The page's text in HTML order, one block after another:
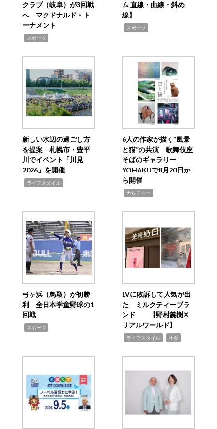
クラブ（岐阜）が3回戦
へ マクドナルド・ト
ーナメント
スポーツ
ム 直線・曲線・斜め
線】
スポーツ
新しい水辺の過ごし方
を提案 札幌市・豊平
川でイベント「川見
2026」を開催
ライフスタイル
6人の作家が描く“風景
と猫”の共演 歌舞伎座
そばのギャラリー
YOHAKUで8月20日か
ら開催
カルチャー
弓ヶ浜（鳥取）が初勝
利 全日本学童野球の1
回戦
スポーツ
LVに敗訴して人気が出
た ミルクティーブラ
ンド 【野村義樹✕
リアルワールド】
ライフスタイル 社会